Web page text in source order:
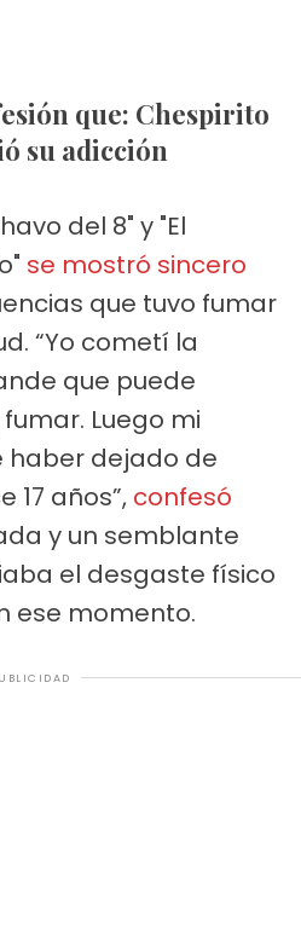
su adicción
del 8" y "El
se mostró sincero
que tuvo fumar
“Yo cometí la
que puede
Luego mi
haber dejado de
17 años”, confesó
y un semblante
el desgaste físico
ese momento.